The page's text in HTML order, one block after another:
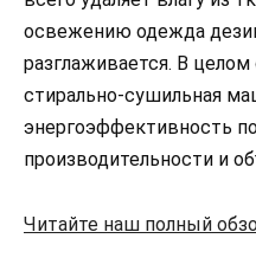
освежению одежда
разглаживается. В
стирально-сушильная
энергоэффективность
производительности и
Читайте наш полный